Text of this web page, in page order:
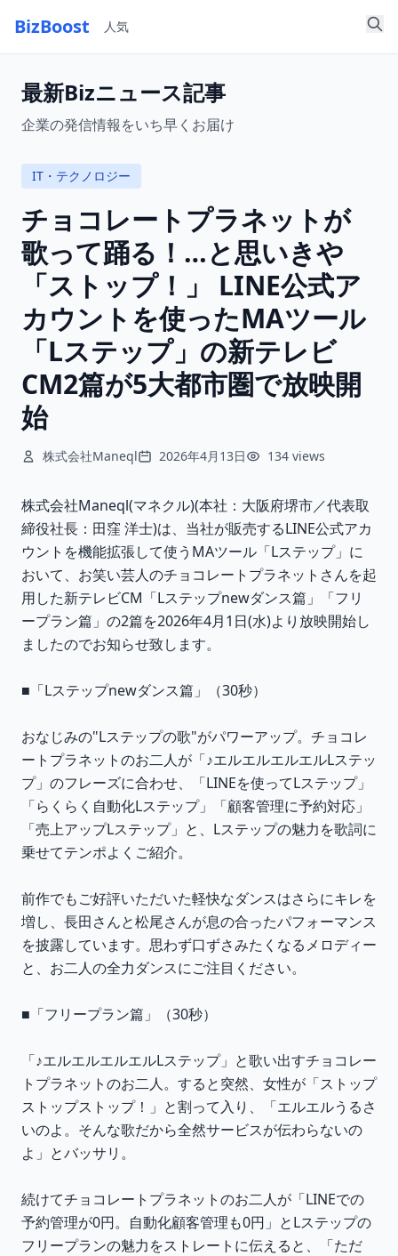
BizBoost 人気
最新Bizニュース記事
企業の発信情報をいち早くお届け
IT・テクノロジー
チョコレートプラネットが
歌って踊る！…と思いきや
「ストップ！」 LINE公式ア
カウントを使ったMAツール
「Lステップ」の新テレビ
CM2篇が5大都市圏で放映開
始
株式会社Maneql 2026年4月13日 134 views
株式会社Maneql(マネクル)(本社：大阪府堺市／代表取
締役社長：田窪 洋士)は、当社が販売するLINE公式アカ
ウントを機能拡張して使うMAツール「Lステップ」に
おいて、お笑い芸人のチョコレートプラネットさんを起
用した新テレビCM「Lステップnewダンス篇」「フリ
ープラン篇」の2篇を2026年4月1日(水)より放映開始し
ましたのでお知らせ致します。
■「Lステップnewダンス篇」（30秒）
おなじみの"Lステップの歌"がパワーアップ。チョコレ
ートプラネットのお二人が「♪エルエルエルエルLステッ
プ」のフレーズに合わせ、「LINEを使ってLステップ」
「らくらく自動化Lステップ」「顧客管理に予約対応」
「売上アップLステップ」と、Lステップの魅力を歌詞に
乗せてテンポよくご紹介。
前作でもご好評いただいた軽快なダンスはさらにキレを
増し、長田さんと松尾さんが息の合ったパフォーマンス
を披露しています。思わず口ずさみたくなるメロディー
と、お二人の全力ダンスにご注目ください。
■「フリープラン篇」（30秒）
「♪エルエルエルエルLステップ」と歌い出すチョコレー
トプラネットのお二人。すると突然、女性が「ストップ
ストップストップ！」と割って入り、「エルエルうるさ
いのよ。そんな歌だから全然サービスが伝わらないの
よ」とバッサリ。
続けてチョコレートプラネットのお二人が「LINEでの
予約管理が0円。自動化顧客管理も0円」とLステップの
フリープランの魅力をストレートに伝えると、「ただ